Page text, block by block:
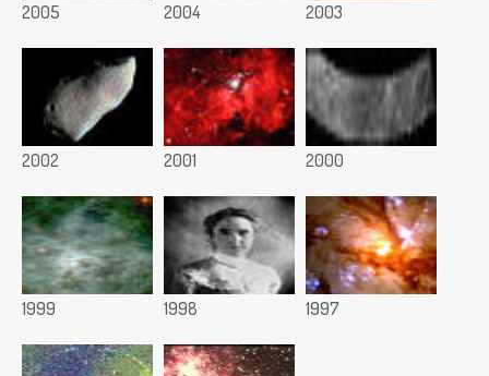
2005 2004 2003
2002 2001 2000
1999 1998 1997